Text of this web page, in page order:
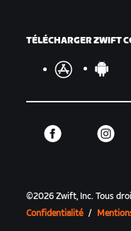
TÉLÉCHARGER ZWIFT
©2026 Zwift, Inc.Tous
Confidentialité /